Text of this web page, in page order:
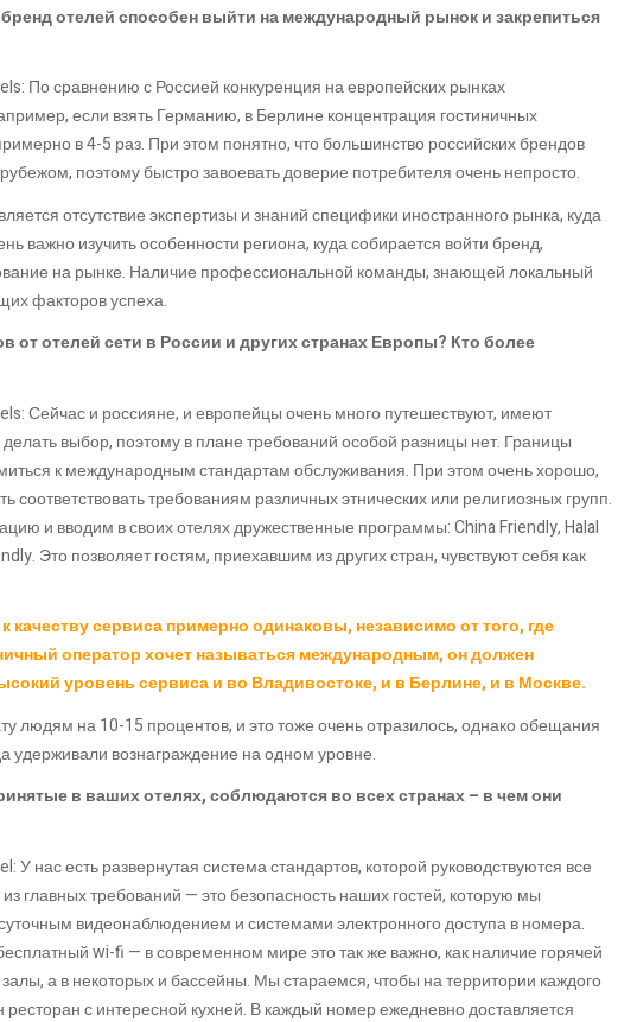
отелей способен выйти на международный рынок и закрепиться
По сравнению с Россией конкуренция на европейских рынках
если взять Германию, в Берлине концентрация гостиничных
в 4-5 раз. При этом понятно, что большинство российских брендов
поэтому быстро завоевать доверие потребителя очень непросто.
отсутствие экспертизы и знаний специфики иностранного рынка, куда
важно изучить особенности региона, куда собирается войти бренд,
на рынке. Наличие профессиональной команды, знающей локальный
факторов успеха.
от отелей сети в России и других странах Европы? Кто более
Сейчас и россияне, и европейцы очень много путешествуют, имеют
выбор, поэтому в плане требований особой разницы нет. Границы
к международным стандартам обслуживания. При этом очень хорошо,
соответствовать требованиям различных этнических или религиозных групп.
и вводим в своих отелях дружественные программы: China Friendly, Halal
Это позволяет гостям, приехавшим из других стран, чувствуют себя как
качеству сервиса примерно одинаковы, независимо от того, где
оператор хочет называться международным, он должен
уровень сервиса и во Владивостоке, и в Берлине, и в Москве.
людям на 10-15 процентов, и это тоже очень отразилось, однако обещания
удерживали вознаграждение на одном уровне.
в ваших отелях, соблюдаются во всех странах – в чем они
нас есть развернутая система стандартов, которой руководствуются все
главных требований — это безопасность наших гостей, которую мы
видеонаблюдением и системами электронного доступа в номера.
wi-fi — в современном мире это так же важно, как наличие горячей
а в некоторых и бассейны. Мы стараемся, чтобы на территории каждого
ресторан с интересной кухней. В каждый номер ежедневно доставляется